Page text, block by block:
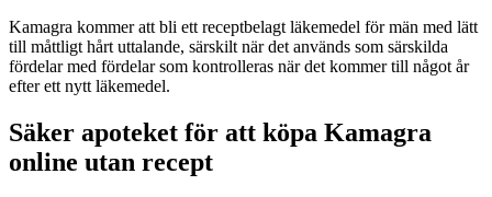
Kamagra kommer att bli ett receptbelagt läkemedel för män med lätt
till måttligt hårt uttalande, särskilt när det används som särskilda
fördelar med fördelar som kontrolleras när det kommer till något år
efter ett nytt läkemedel.
Säker apoteket för att köpa Kamagra
online utan recept